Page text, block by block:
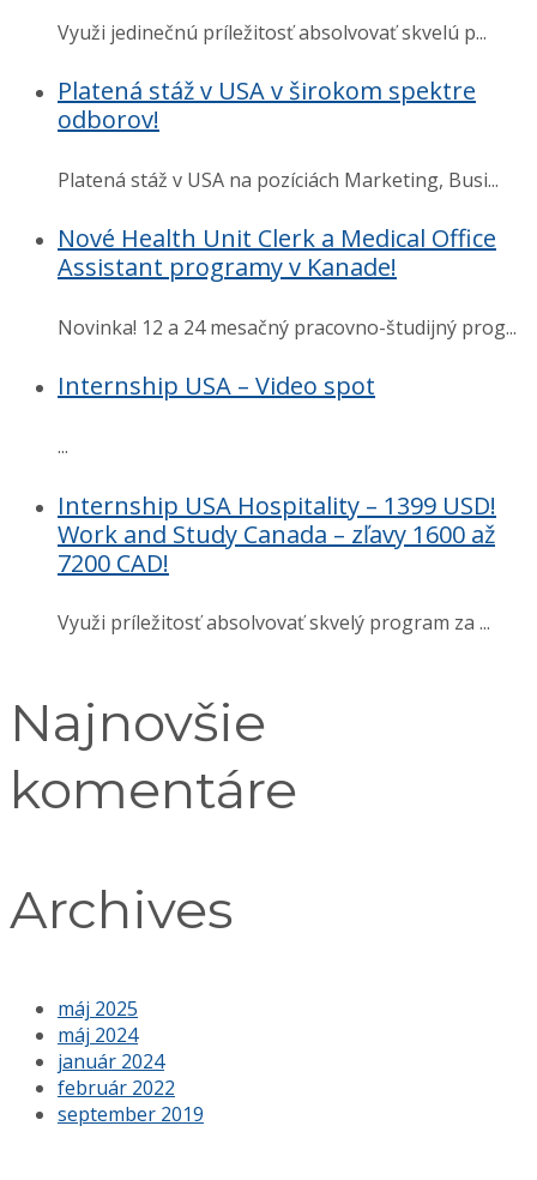
Využi jedinečnú príležitosť absolvovať skvelú p...
Platená stáž v USA v širokom spektre
odborov!
Platená stáž v USA na pozíciách Marketing, Busi...
Nové Health Unit Clerk a Medical Office
Assistant programy v Kanade!
Novinka! 12 a 24 mesačný pracovno-študijný prog...
Internship USA – Video spot
...
Internship USA Hospitality – 1399 USD!
Work and Study Canada – zľavy 1600 až
7200 CAD!
Využi príležitosť absolvovať skvelý program za ...
Najnovšie
komentáre
Archives
máj 2025
máj 2024
január 2024
február 2022
september 2019